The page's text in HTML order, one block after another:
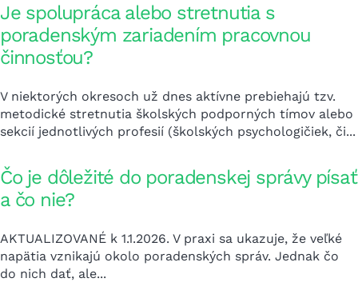
Je spolupráca alebo stretnutia s
poradenským zariadením pracovnou
činnosťou?
V niektorých okresoch už dnes aktívne prebiehajú tzv.
metodické stretnutia školských podporných tímov alebo
sekcií jednotlivých profesií (školských psychologičiek, či...
Čo je dôležité do poradenskej správy písať
a čo nie?
AKTUALIZOVANÉ k 1.1.2026. V praxi sa ukazuje, že veľké
napätia vznikajú okolo poradenských správ. Jednak čo
do nich dať, ale...